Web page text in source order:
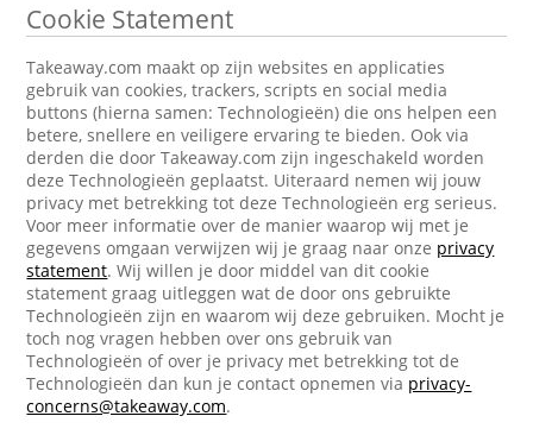
Cookie Statement
Takeaway.com maakt op zijn websites en applicaties
gebruik van cookies, trackers, scripts en social media
buttons (hierna samen: Technologieën) die ons helpen een
betere, snellere en veiligere ervaring te bieden. Ook via
derden die door Takeaway.com zijn ingeschakeld worden
deze Technologieën geplaatst. Uiteraard nemen wij jouw
privacy met betrekking tot deze Technologieën erg serieus.
Voor meer informatie over de manier waarop wij met je
gegevens omgaan verwijzen wij je graag naar onze privacy
statement. Wij willen je door middel van dit cookie
statement graag uitleggen wat de door ons gebruikte
Technologieën zijn en waarom wij deze gebruiken. Mocht je
toch nog vragen hebben over ons gebruik van
Technologieën of over je privacy met betrekking tot de
Technologieën dan kun je contact opnemen via privacy-
concerns@takeaway.com.